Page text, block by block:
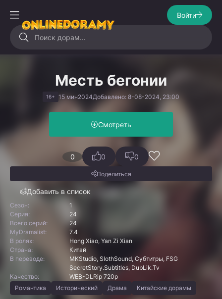
Войти
Месть бегонии
16+ 15 мин2024Добавлено: 8-08-2024, 23:00
Смотреть
0
Добавить в список
0 0
Поделиться
Сезон:
1
Серия:
24
Всего серий:
24
MyDramalist:
7.4
В ролях:
Hong Xiao, Yan Zi Xian
Страна:
Китай
В переводе:
MKStudio, SlothSound, Субтитры, FSG
SecretStory.Subtitles, DubLik.Tv
Качество:
WEB-DLRip 720p
Романтика
Исторический Драма Китайские дорамы